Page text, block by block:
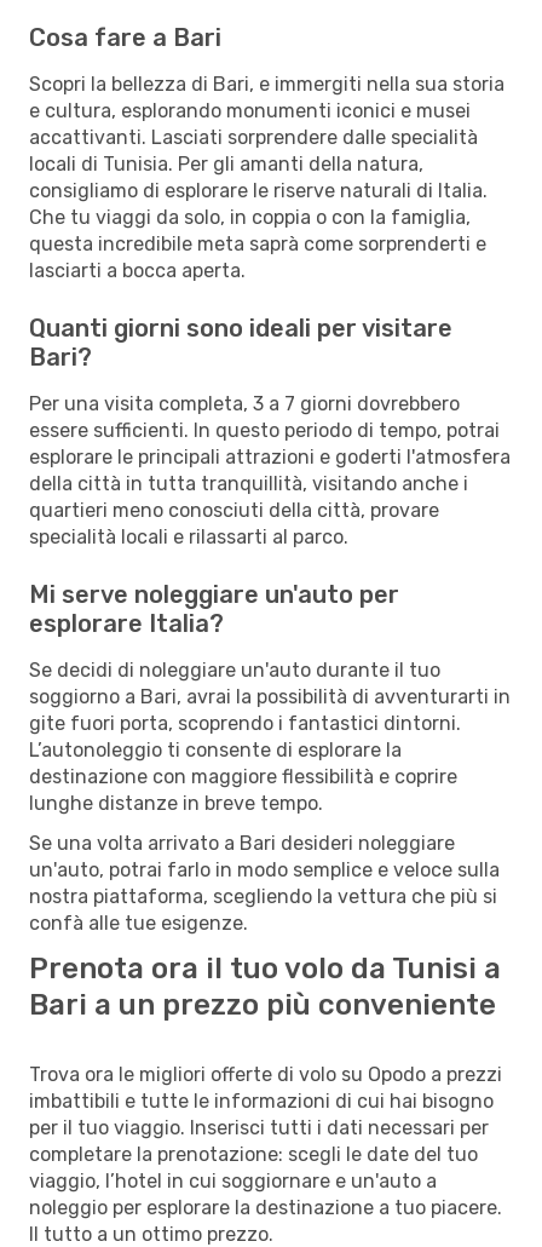
Cosa fare a Bari
Scopri la bellezza di Bari, e immergiti nella sua storia
e cultura, esplorando monumenti iconici e musei
accattivanti. Lasciati sorprendere dalle specialità
locali di Tunisia. Per gli amanti della natura,
consigliamo di esplorare le riserve naturali di Italia.
Che tu viaggi da solo, in coppia o con la famiglia,
questa incredibile meta saprà come sorprenderti e
lasciarti a bocca aperta.
Quanti giorni sono ideali per visitare
Bari?
Per una visita completa, 3 a 7 giorni dovrebbero
essere sufficienti. In questo periodo di tempo, potrai
esplorare le principali attrazioni e goderti l'atmosfera
della città in tutta tranquillità, visitando anche i
quartieri meno conosciuti della città, provare
specialità locali e rilassarti al parco.
Mi serve noleggiare un'auto per
esplorare Italia?
Se decidi di noleggiare un'auto durante il tuo
soggiorno a Bari, avrai la possibilità di avventurarti in
gite fuori porta, scoprendo i fantastici dintorni.
L’autonoleggio ti consente di esplorare la
destinazione con maggiore flessibilità e coprire
lunghe distanze in breve tempo.
Se una volta arrivato a Bari desideri noleggiare
un'auto, potrai farlo in modo semplice e veloce sulla
nostra piattaforma, scegliendo la vettura che più si
confà alle tue esigenze.
Prenota ora il tuo volo da Tunisi a
Bari a un prezzo più conveniente
Trova ora le migliori offerte di volo su Opodo a prezzi
imbattibili e tutte le informazioni di cui hai bisogno
per il tuo viaggio. Inserisci tutti i dati necessari per
completare la prenotazione: scegli le date del tuo
viaggio, l’hotel in cui soggiornare e un'auto a
noleggio per esplorare la destinazione a tuo piacere.
Il tutto a un ottimo prezzo.